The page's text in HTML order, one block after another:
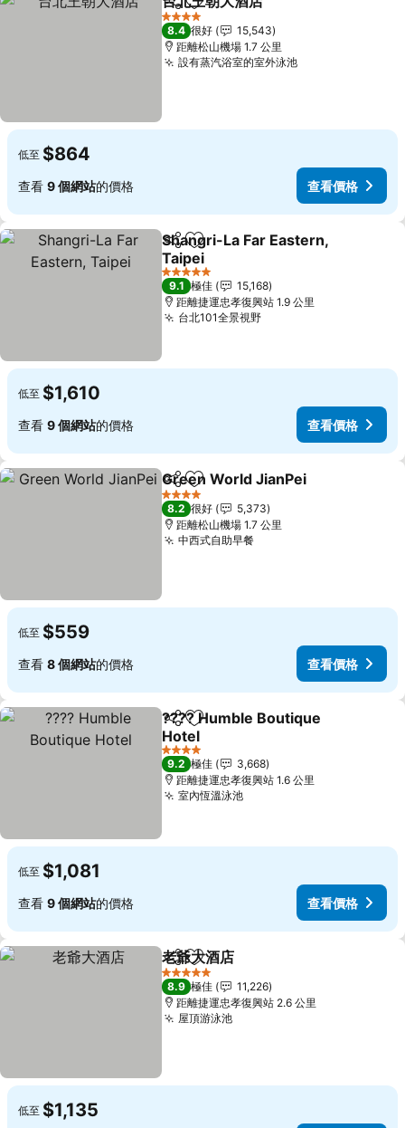
分享 放到收藏夾
4 星級
8.4 很好
15,543
距離松山機場 1.7 公里
設有蒸汽浴室的室外泳池
低至 $864
查看 9 個網站的價格 查看價格
分享 放到收藏夾
Shangri-La Far Eastern,
Taipei
5 星級
9.1 極佳
15,168
距離捷運忠孝復興站 1.9 公里
台北101全景視野
低至 $1,610
查看 9 個網站的價格 查看價格
分享 放到收藏夾
Green World JianPei
4 星級
8.2 很好
5,373
距離松山機場 1.7 公里
中西式自助早餐
低至 $559
查看 8 個網站的價格 查看價格
分享 放到收藏夾
???? Humble Boutique
Hotel
4 星級
9.2 極佳
3,668
距離捷運忠孝復興站 1.6 公里
室內恆溫泳池
低至 $1,081
查看 9 個網站的價格 查看價格
分享 放到收藏夾
老爺大酒店
5 星級
8.9 極佳
11,226
距離捷運忠孝復興站 2.6 公里
屋頂游泳池
低至 $1,135